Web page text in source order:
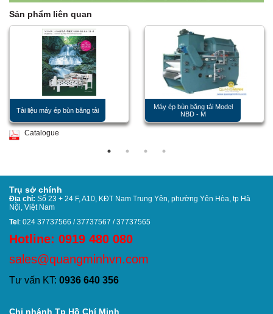
Sản phẩm liên quan
Tài liệu máy ép bùn băng tải
Catalogue
Máy ép bùn băng tải Model
NBD - M
Trụ sở chính
Địa chỉ: Số 23 + 24 F, A10, KĐT Nam Trung Yên, phường Yên Hòa, tp Hà
Nội, Việt Nam
Tel : 024 37737566 / 37737567 / 37737565
Hotline: 0919 480 080
sales@quangminhvn.com
Tư vấn KT: 0936 640 356
Chi nhánh Tp Hồ Chí Minh